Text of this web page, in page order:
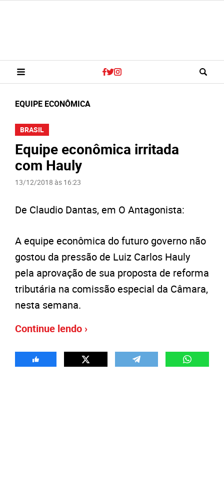
EQUIPE ECONÔMICA
BRASIL
Equipe econômica irritada
com Hauly
13/12/2018 às 16:23
De Claudio Dantas, em O Antagonista:
A equipe econômica do futuro governo não
gostou da pressão de Luiz Carlos Hauly
pela aprovação de sua proposta de reforma
tributária na comissão especial da Câmara,
nesta semana.
Continue lendo ›